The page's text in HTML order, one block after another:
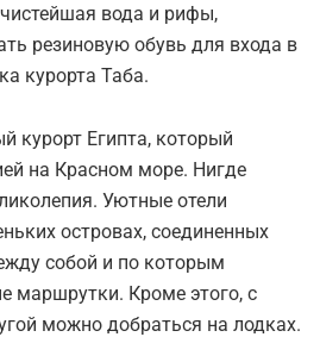
вода и рифы,
резиновую обувь для входа в
курорта Таба.
курорт Египта, который
на Красном море. Нигде
Уютные отели
островах, соединенных
собой и по которым
маршрутки. Кроме этого, с
можно добраться на лодках.